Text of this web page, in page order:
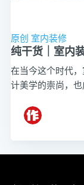
原创 室内装修
纯干货｜室内
在当今这个时代
计美学的崇尚，也